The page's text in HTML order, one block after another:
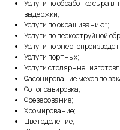
Услуги по обработке сыра
выдержки;
Услуги по окрашиванию*;
Услуги по пескоструйной
Услуги по
Услуги портных;
Услуги столярные
Фасонирование мехов по
Фотогравировка;
Фрезерование;
Хромирование;
Цветоделение;